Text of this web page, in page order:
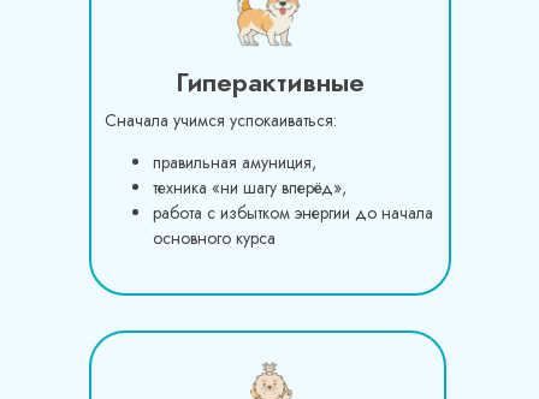
Сначала учимся успокаиваться:
правильная амуниция,
техника «ни шагу вперёд»,
работа с избытком энергии до начала
основного курса
Гиперактивные